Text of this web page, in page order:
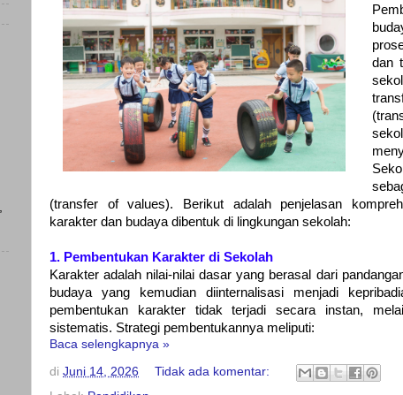
dan
(transfer of values). Berikut adalah penjelasan
karakter dan budaya dibentuk di lingkungan sekolah:
1. Pembentukan Karakter di Sekolah
Karakter adalah nilai-nilai dasar yang berasal dari
budaya yang kemudian diinternalisasi menjadi
pembentukan karakter tidak terjadi secara instan,
sistematis. Strategi pembentukannya meliputi:
Baca selengkapnya »
di Juni 14, 2026
Tidak ada komentar: